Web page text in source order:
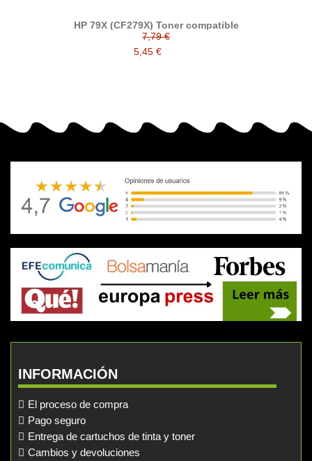
HP 79X (CF279X) Toner compatible
7,79 €
5,45 €
INFORMACIÓN
El proceso de compra
Pago seguro
Entrega de cartuchos de tinta y toner
Cambios y devoluciones